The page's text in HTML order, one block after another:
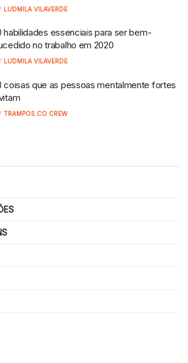
LUDMILA VILAVERDE
habilidades essenciais para ser bem-
no trabalho em 2020
LUDMILA VILAVERDE
coisas que as pessoas mentalmente fortes
TRAMPOS.CO CREW